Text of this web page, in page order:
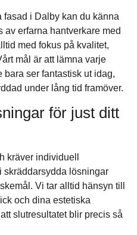
fasad i Dalby kan du känna
av erfarna hantverkare med
med fokus på kvalitet,
mål är att lämna varje
bara ser fantastisk ut idag,
under lång tid framöver.
för just ditt
kräver individuell
skräddarsydda lösningar
Vi tar alltid hänsyn till
och dina estetiska
slutresultatet blir precis så